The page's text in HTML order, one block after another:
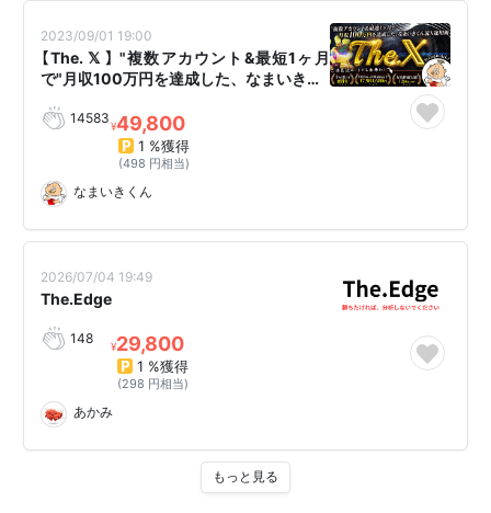
2023/09/01 19:00
【The. 𝕏 】 "複数アカウント&最短1ヶ月
で"月収100万円を達成した、なまいき…
14583¥49,800
1 %獲得
(498 円相当)
なまいきくん
2026/07/04 19:49
The.Edge
148 ¥29,800
1 %獲得
(298 円相当)
あかみ
もっと見る